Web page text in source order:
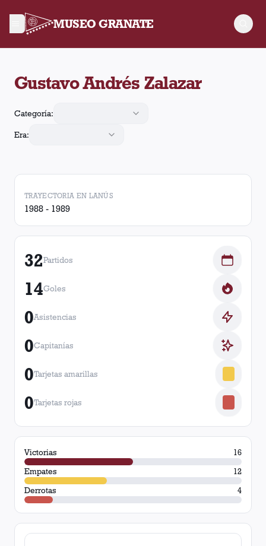
MUSEO GRANATE
Gustavo Andrés Zalazar
Categoría:
Era:
TRAYECTORIA EN LANÚS
1988 - 1989
32Partidos
14Goles
0Asistencias
0Capitanías
0Tarjetas amarillas
0Tarjetas rojas
Victorias
16
Empates
12
Derrotas
4